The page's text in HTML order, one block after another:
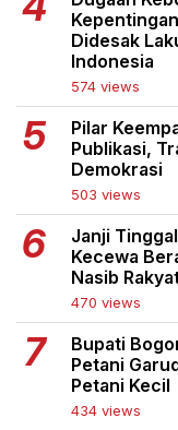
Didesak
Indonesia
574 views
Pilar
Publikasi,
Demokrasi
503 views
Janji
Kecewa
Nasib
470 views
Bupati
Petani
Petani Kecil
434 views